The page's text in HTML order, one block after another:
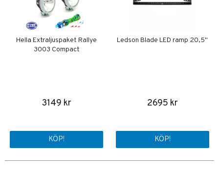
Hella Extraljuspaket Rallye
3003 Compact
3149 kr
KÖP!
Ledson Blade LED ramp 20,5"
2695 kr
KÖP!